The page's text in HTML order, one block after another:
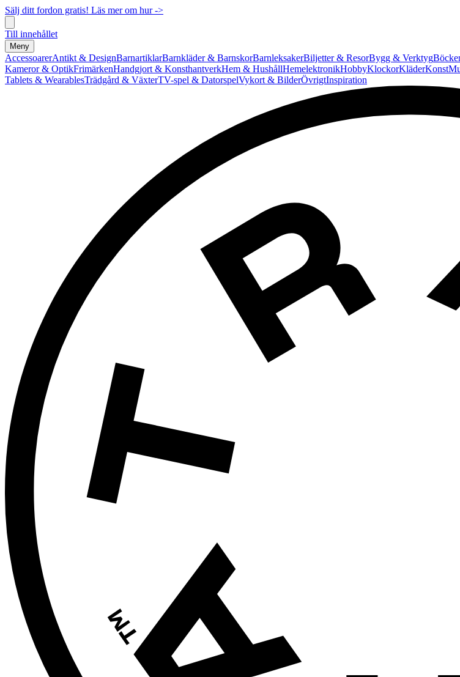
Sälj ditt fordon gratis! Läs mer om hur ->
Till innehållet
Meny
AccessoarerAntikt & DesignBarnartiklarBarnkläder & BarnskorBarnleksakerBiljetter & ResorBygg & Verktyg
Kameror & OptikFrimärkenHandgjort & KonsthantverkHem & HushållHemelektronikHobbyKlockorKläderKonst
Tablets & WearablesTrädgård & VäxterTV-spel & DatorspelVykort & BilderÖvrigtInspiration